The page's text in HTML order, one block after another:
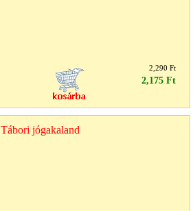
2,290 Ft
2,175 Ft
Tábori jógakaland